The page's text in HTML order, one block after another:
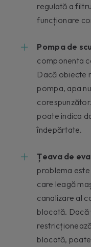
regulată a
funcționare
Pompa de
componenta
Dacă obiecte
pompa, apa
poate indica
îndepărtate.
Țeava de
problema
care leagă
canalizare al
blocată. Dacă
blocată,